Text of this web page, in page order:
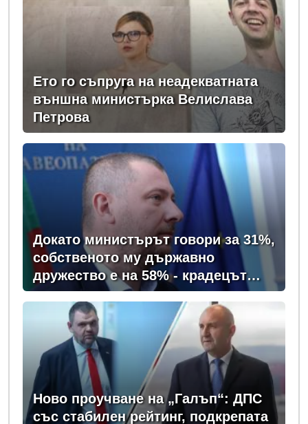
Ето го съпруга на неадекватната
външна министърка Велислава
Петрова
Докато министърът говори за 31%,
собственото му държавно
дружество е на 58% - крадецът
вика дръжте крадеца
Ново проучване на „Галъп“: ДПС
със стабилен рейтинг, подкрепата